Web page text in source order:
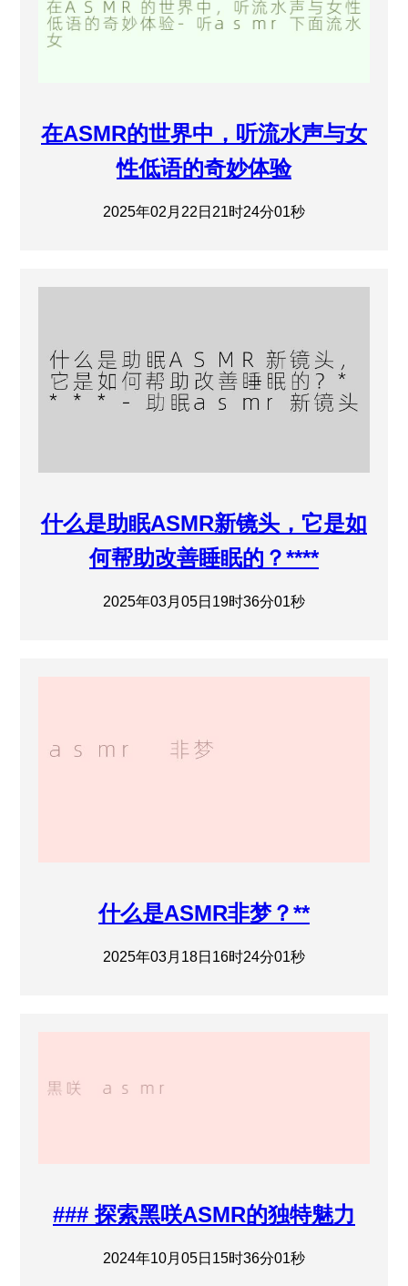
在ASMR的世界中，听流水声与女
性低语的奇妙体验
2025年02月22日21时24分01秒
什么是助眠ASMR新镜头，它是如
何帮助改善睡眠的？****
2025年03月05日19时36分01秒
什么是ASMR非梦？**
2025年03月18日16时24分01秒
### 探索黑咲ASMR的独特魅力
2024年10月05日15时36分01秒